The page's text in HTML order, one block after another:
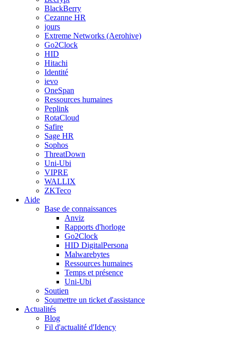
BlackBerry
Cezanne HR
jours
Extreme Networks (Aerohive)
Go2Clock
HID
Hitachi
Identité
ievo
OneSpan
Ressources humaines
Peplink
RotaCloud
Safire
Sage HR
Sophos
ThreatDown
Uni-Ubi
VIPRE
WALLIX
ZKTeco
Aide
Base de connaissances
Anviz
Rapports d'horloge
Go2Clock
HID DigitalPersona
Malwarebytes
Ressources humaines
Temps et présence
Uni-Ubi
Soutien
Soumettre un ticket d'assistance
Actualités
Blog
Fil d'actualité d'Idency